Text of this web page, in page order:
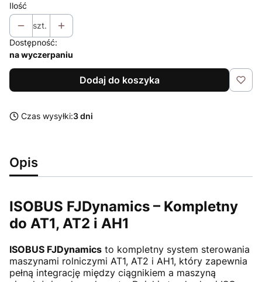
Ilość
szt.
Dostępność:
na wyczerpaniu
Dodaj do koszyka
Czas wysyłki:3 dni
Opis
ISOBUS FJDynamics – Kompletny
do AT1, AT2 i AH1
ISOBUS FJDynamics to kompletny system sterowania
maszynami rolniczymi AT1, AT2 i AH1, który zapewnia
pełną integrację między ciągnikiem a maszyną